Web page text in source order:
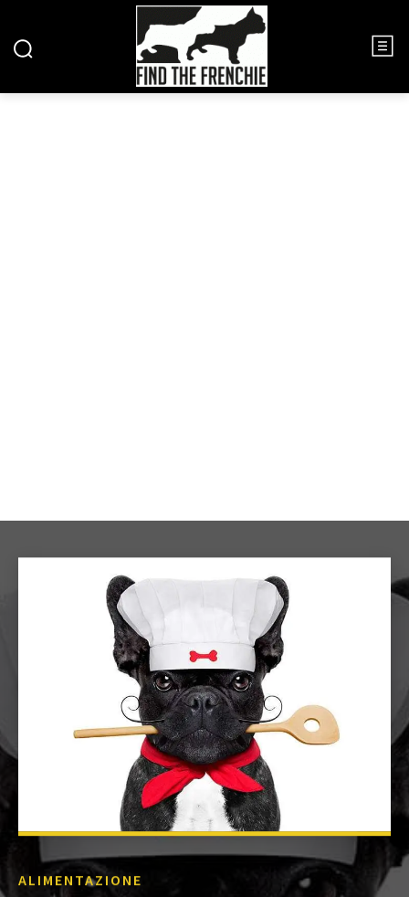
ALIMENTAZIONE